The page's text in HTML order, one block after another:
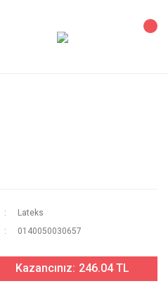
Lateks
0140050030657
Kazancınız: 246.04 TL